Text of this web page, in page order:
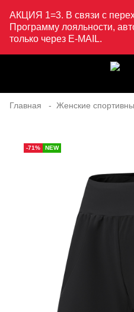
АКЦИЯ 1=3. В связи с
Программу лояльности,
только через E-MAIL.
Главная Женские
-71% NEW